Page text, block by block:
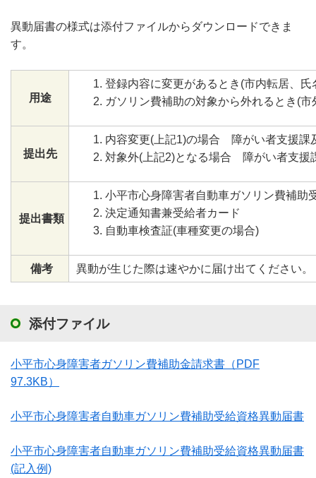
異動届書の様式は添付ファイルからダウンロードできま
す。
用途
登録内容に変更があるとき(市内転居、氏
ガソリン費補助の対象から外れるとき(
提出先
内容変更(上記1)の場合 障がい者支援課
対象外(上記2)となる場合 障がい者支援
提出書類
小平市心身障害者自動車ガソリン費補助
決定通知書兼受給者カード
自動車検査証(車種変更の場合)
備考 異動が生じた際は速やかに届け出てください。
添付ファイル
小平市心身障害者ガソリン費補助金請求書 （PDF
97.3KB）
小平市心身障害者自動車ガソリン費補助受給資格異動届書
小平市心身障害者自動車ガソリン費補助受給資格異動届書
(記入例)